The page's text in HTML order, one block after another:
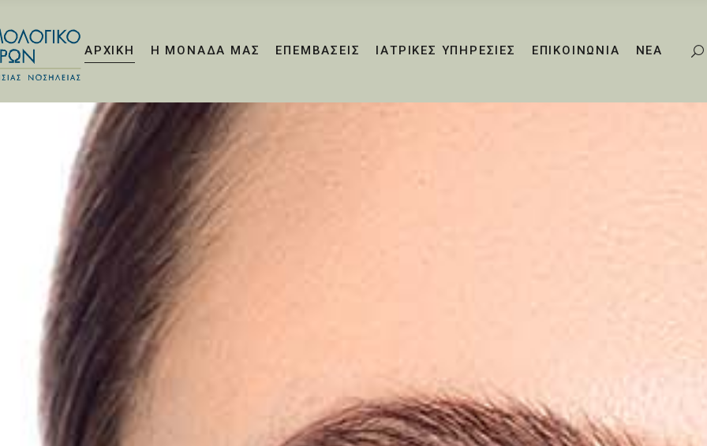
ΑΡΧΙΚΗ Η ΜΟΝΑΔΑ ΜΑΣ ΕΠΕΜΒΑΣΕΙΣ ΙΑΤΡΙΚΕΣ ΥΠΗΡΕΣΙΕΣ ΕΠΙΚΟΙΝΩΝΙΑ ΝΕΑ